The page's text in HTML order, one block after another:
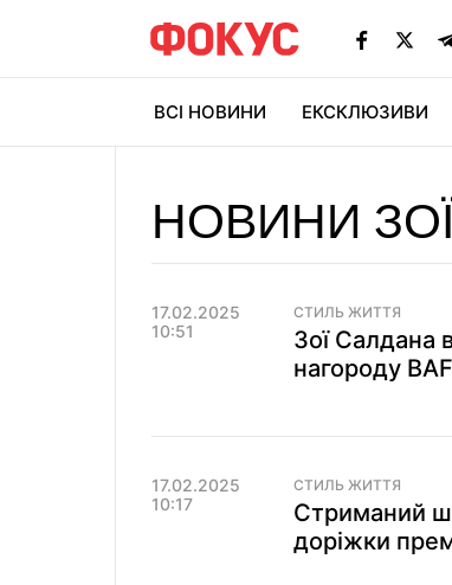
ВСІ НОВИНИ ЕКСКЛЮЗИВИ
НОВИНИ
17.02.2025
10:51
СТИЛЬ ЖИТТЯ
Зої Салдана
нагороду
17.02.2025
10:17
СТИЛЬ ЖИТТЯ
Стриманий
доріжки